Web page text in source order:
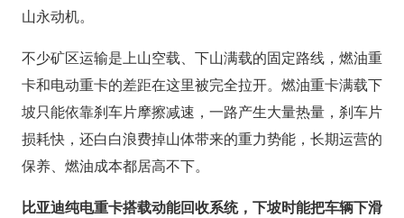
山永动机。
不少矿区运输是上山空载、下山满载的固定路线，燃油重
卡和电动重卡的差距在这里被完全拉开。燃油重卡满载下
坡只能依靠刹车片摩擦减速，一路产生大量热量，刹车片
损耗快，还白白浪费掉山体带来的重力势能，长期运营的
保养、燃油成本都居高不下。
比亚迪纯电重卡搭载动能回收系统，下坡时能把车辆下滑